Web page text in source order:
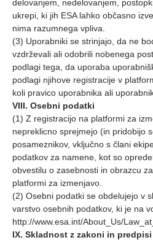
delovanjem, nedelovanjem,
ukrepi, ki jih ESA lahko občasno
nima razumnega vpliva.
(3) Uporabniki se strinjajo, da ne
vzdrževali ali odobrili nobenega
podlagi tega, da uporaba
podlagi njihove registracije v
koli pravico uporabnika ali
VIII. Osebni podatki
(1) Z registracijo na platformi za
nepreklicno sprejmejo (in pridobijo
posameznikov, vključno s člani
podatkov za namene, kot so
obvestilu o zasebnosti in obrazcu
platformi za izmenjavo.
(2) Osebni podatki se obdelujejo v
varstvo osebnih podatkov, ki je na
http://www.esa.int/About_Us/
IX. Skladnost z zakoni in predpisi